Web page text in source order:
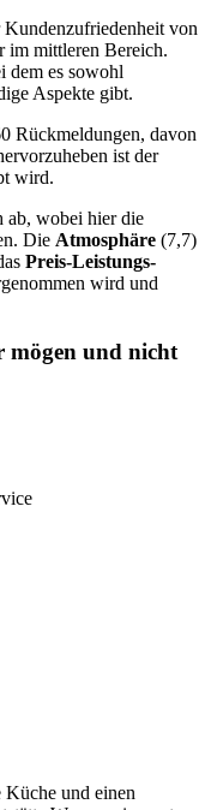
Kundenzufriedenheit von
im mittleren Bereich.
dem es sowohl
Aspekte gibt.
Rückmeldungen, davon
ist der
wird.
ab, wobei hier die
Die Atmosphäre (7,7)
Preis-Leistungs-
wird und
mögen und nicht
Küche und einen